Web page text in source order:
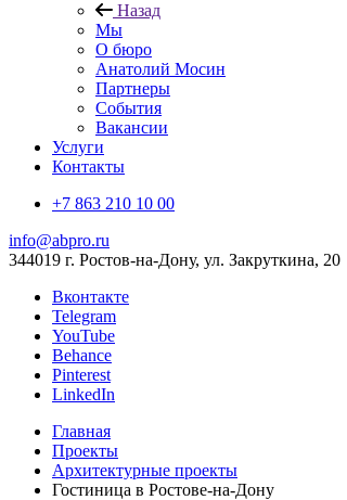
Назад
Мы
О бюро
Анатолий Мосин
Партнеры
События
Вакансии
Услуги
Контакты
+7 863 210 10 00
info@abpro.ru
344019 г. Ростов-на-Дону, ул. Закруткина, 20
Вконтакте
Telegram
YouTube
Behance
Pinterest
LinkedIn
Главная
Проекты
Архитектурные проекты
Гостиница в Ростове-на-Дону